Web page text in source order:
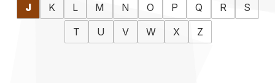
J
K L M N O P Q R
S
T
U V W X Z